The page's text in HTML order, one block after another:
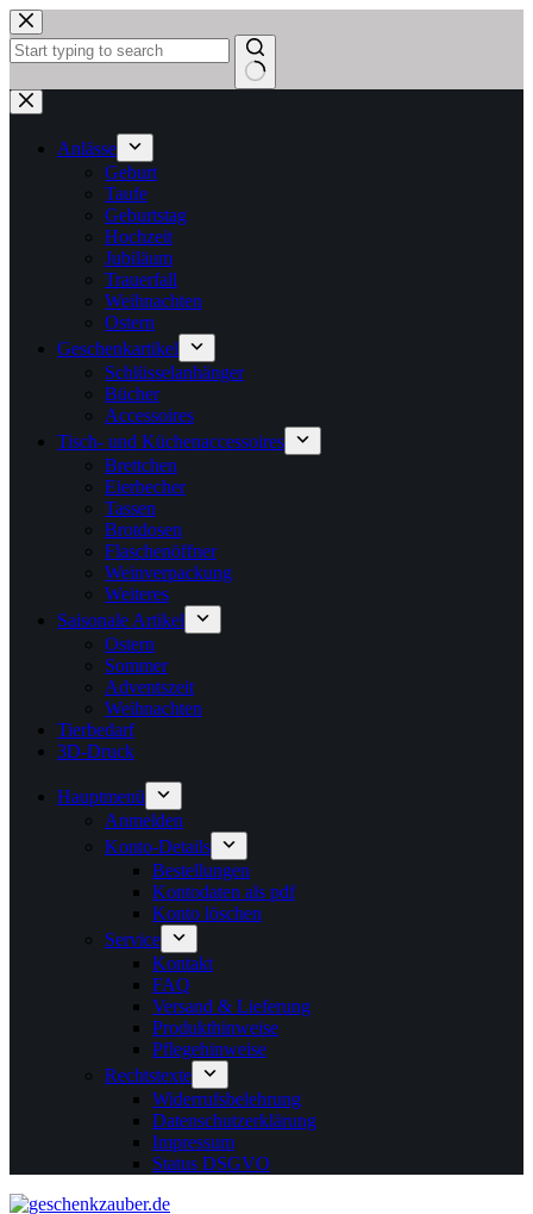
Zum
Inhalt
springen
Keine
Ergebnisse
Anlässe
Geburt
Taufe
Geburtstag
Hochzeit
Jubiläum
Trauerfall
Weihnachten
Ostern
Geschenkartikel
Schlüsselanhänger
Bücher
Accessoires
Tisch- und Küchenaccessoires
Brettchen
Eierbecher
Tassen
Brotdosen
Flaschenöffner
Weinverpackung
Weiteres
Saisonale Artikel
Ostern
Sommer
Adventszeit
Weihnachten
Tierbedarf
3D-Druck
Hauptmenü
Anmelden
Konto-Details
Bestellungen
Kontodaten als pdf
Konto löschen
Service
Kontakt
FAQ
Versand & Lieferung
Produkthinweise
Pflegehinweise
Rechtstexte
Widerrufsbelehrung
Datenschutzerklärung
Impressum
Status DSGVO